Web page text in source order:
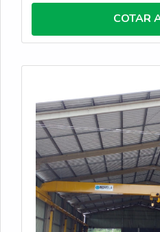
COTAR